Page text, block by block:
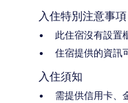
入住特別注意事項
此住宿沒有設置
住宿提供的資訊
入住須知
需提供信用卡、